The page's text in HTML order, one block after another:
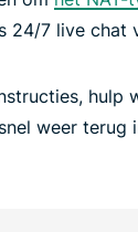
24/7 live chat
hulp
weer terug